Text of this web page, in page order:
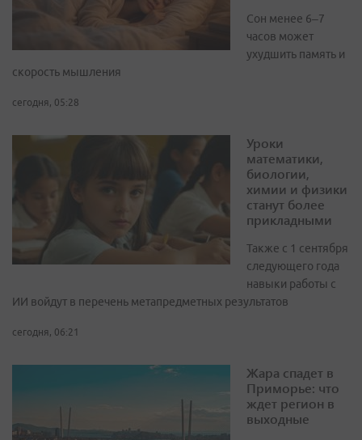
Сон менее 6–7
часов может
ухудшить память и
скорость мышления
сегодня, 05:28
Уроки
математики,
биологии,
химии и физики
станут более
прикладными
Также с 1 сентября
следующего года
навыки работы с
ИИ войдут в перечень метапредметных результатов
сегодня, 06:21
Жара спадет в
Приморье: что
ждет регион в
выходные